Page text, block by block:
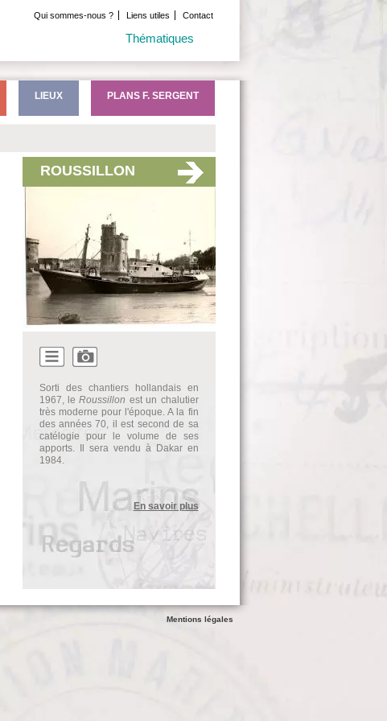
Qui sommes-nous ? Liens utiles Contact
Thématiques
ROUSSILLON
Sorti des chantiers hollandais en
1967, leRoussillon est un chalutier
très moderne pour l'époque. A la fin
des années 70, il est second de sa
catélogie pour le volume de ses
apports. Il sera vendu à Dakar en
1984.
En savoir plus
LIEUX PLANS F. SERGENT
Mentions légales